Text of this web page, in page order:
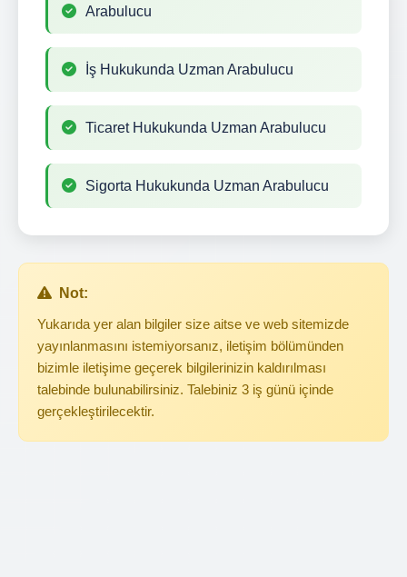
Arabulucu
İş Hukukunda Uzman Arabulucu
Ticaret Hukukunda Uzman Arabulucu
Sigorta Hukukunda Uzman Arabulucu
Not:
Yukarıda yer alan bilgiler size aitse ve web sitemizde
yayınlanmasını istemiyorsanız, iletişim bölümünden
bizimle iletişime geçerek bilgilerinizin kaldırılması
talebinde bulunabilirsiniz. Talebiniz 3 iş günü içinde
gerçekleştirilecektir.